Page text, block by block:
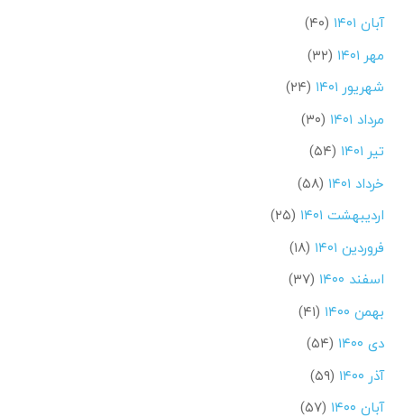
آبان ۱۴۰۱
(۴۰)
مهر ۱۴۰۱
(۳۲)
شهریور ۱۴۰۱
(۲۴)
مرداد ۱۴۰۱
(۳۰)
تیر ۱۴۰۱
(۵۴)
خرداد ۱۴۰۱
(۵۸)
اردیبهشت ۱۴۰۱
(۲۵)
فروردین ۱۴۰۱
(۱۸)
اسفند ۱۴۰۰
(۳۷)
بهمن ۱۴۰۰
(۴۱)
دی ۱۴۰۰
(۵۴)
آذر ۱۴۰۰
(۵۹)
آبان ۱۴۰۰
(۵۷)